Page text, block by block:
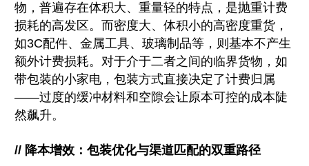
物，普遍存在体积大、重量轻的特点，是抛重计费
损耗的高发区。而密度大、体积小的高密度重货，
如3C配件、金属工具、玻璃制品等，则基本不产生
额外计费损耗。对于介于二者之间的临界货物，如
带包装的小家电，包装方式直接决定了计费归属
——过度的缓冲材料和空隙会让原本可控的成本陡
然飙升。
// 降本增效：包装优化与渠道匹配的双重路径